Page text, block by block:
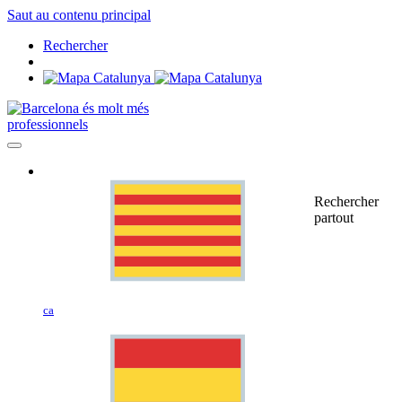
Saut au contenu principal
Rechercher
professionnels
ca
Rechercher
partout